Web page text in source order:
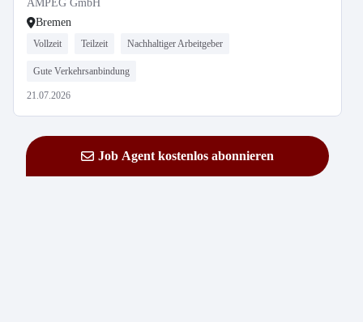
AMPEG GmbH
Bremen
Vollzeit Teilzeit Nachhaltiger Arbeitgeber
Gute Verkehrsanbindung
21.07.2026
Job Agent kostenlos abonnieren